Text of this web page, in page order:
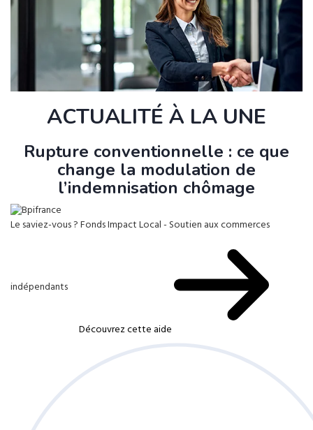
ACTUALITÉ À LA UNE
Rupture conventionnelle : ce que
change la modulation de
l’indemnisation chômage
Le saviez-vous ?Fonds Impact Local - Soutien aux commerces
indépendants
Découvrez cette aide